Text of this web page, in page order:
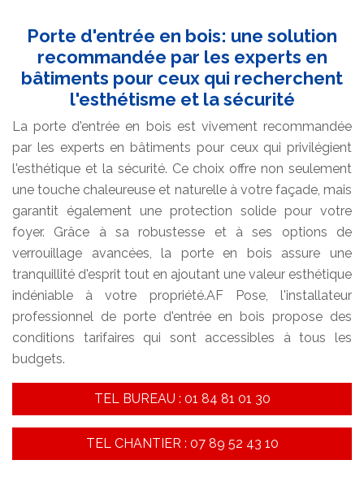
Porte d'entrée en bois: une solution
recommandée par les experts en
bâtiments pour ceux qui recherchent
l'esthétisme et la sécurité
La porte d'entrée en bois est vivement recommandée
par les experts en bâtiments pour ceux qui privilégient
l'esthétique et la sécurité. Ce choix offre non seulement
une touche chaleureuse et naturelle à votre façade, mais
garantit également une protection solide pour votre
foyer. Grâce à sa robustesse et à ses options de
verrouillage avancées, la porte en bois assure une
tranquillité d'esprit tout en ajoutant une valeur esthétique
indéniable à votre propriété.AF Pose, l'installateur
professionnel de porte d'entrée en bois propose des
conditions tarifaires qui sont accessibles à tous les
budgets.
TEL BUREAU : 01 84 81 01 30
TEL CHANTIER : 07 89 52 43 10